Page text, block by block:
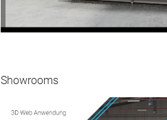
Showrooms